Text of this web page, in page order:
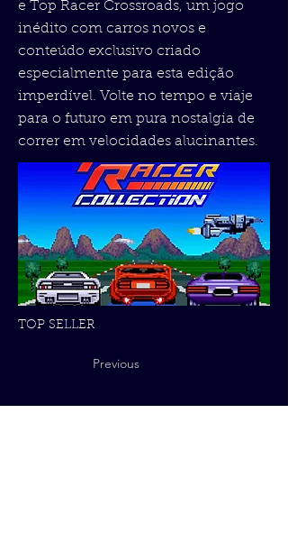
e Top Racer Crossroads, um jogo
inédito com carros novos e
conteúdo exclusivo criado
especialmente para esta edição
imperdível. Volte no tempo e viaje
para o futuro em pura nostalgia de
correr em velocidades alucinantes.
TOP SELLER
Previous
Next